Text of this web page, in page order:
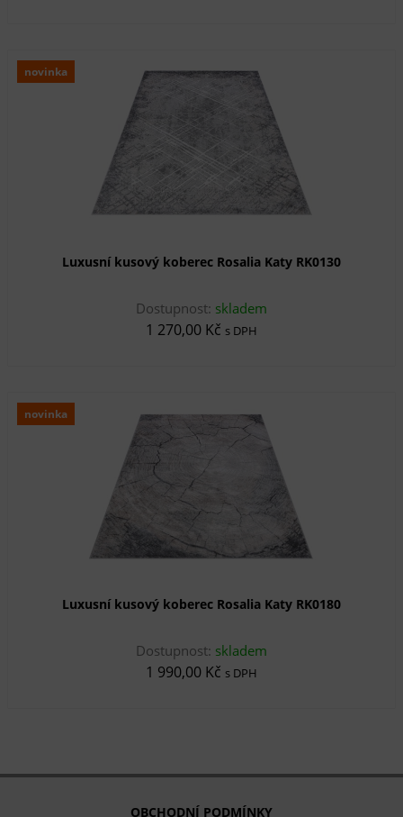
novinka
Luxusní kusový koberec Rosalia Katy RK0130
Dostupnost: skladem
1 270,00 Kč s DPH
novinka
Luxusní kusový koberec Rosalia Katy RK0180
Dostupnost: skladem
1 990,00 Kč s DPH
OBCHODNÍ PODMÍNKY